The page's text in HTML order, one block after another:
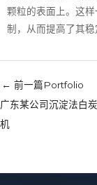
颗粒的表面上。这
制，从而提高了其稳
← 前一篇Portfolio
广东某公司沉淀法白
机